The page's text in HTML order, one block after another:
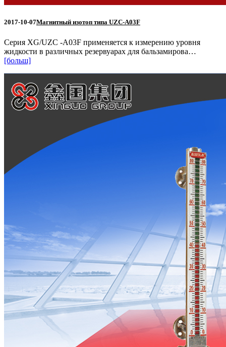
2017-10-07Магнитный изотоп типа UZC-A03F
Серия XG/UZC -A03F применяется к измерению уровня
жидкости в различных резервуарах для бальзамирова…
[больш]